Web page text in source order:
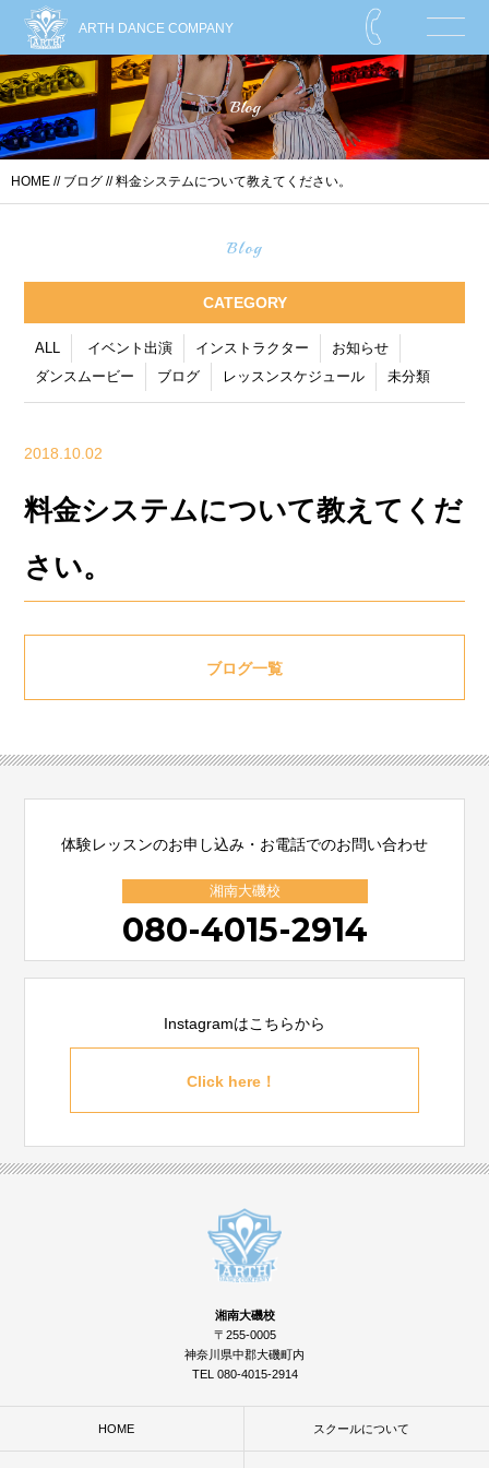
ARTH DANCE COMPANY
Blog
HOME // ブログ // 料金システムについて教えてください。
Blog
CATEGORY
ALL イベント出演 インストラクター
お知らせ
ダンスムービー
ブログ レッスンスケジュール 未分類
2018.10.02
料金システムについて教えてくだ
さい。
ブログ一覧
体験レッスンのお申し込み・お電話でのお問い合わせ
湘南大磯校
080-4015-2914
Instagramはこちらから
Click here！
湘南大磯校
〒255-0005
神奈川県中郡大磯町内
TEL 080-4015-2914
HOME スクールについて